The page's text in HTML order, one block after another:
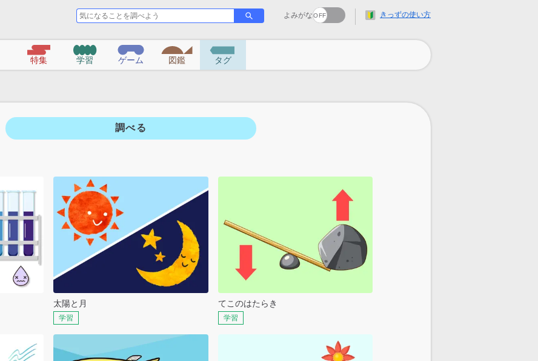
気
に
な
る
こ
調
べ
う
が
す
よみがな きっずの使い方
特集 学習 ゲーム 図鑑 タグ
調べる
太陽と月
学習
てこのはたらき
学習